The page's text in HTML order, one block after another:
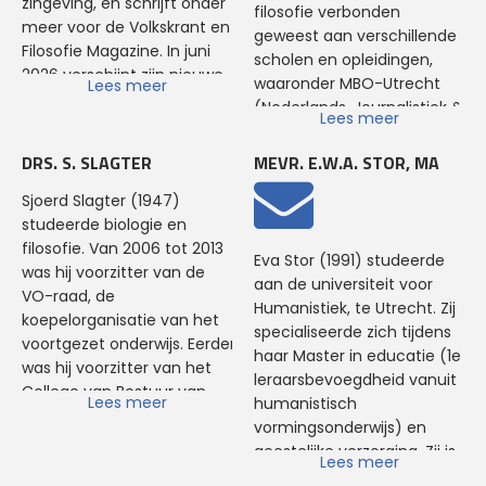
docent-assistent.
meer voor de Volkskrant en
Filosofie Magazine. In juni
2026 verschijnt zijn nieuwe
boek Ook maar een mens.
Beroepspraktijk van De
Haagse Hogeschool.
Daarnaast gaf hij les aan
onder meer The School of
Life en de Erasmus
Universiteit Rotterdam.
Samen met Stine Jensen
toerde hij in 2018 en 2019
door het land met de
theatervoorstelling Het
Lees meer
filosofie verbonden
geweest aan verschillende
scholen en opleidingen,
waaronder MBO-Utrecht
(Nederlands, Journalistiek &
Media), Hogeschool
Utrecht (HBO Recht) en
het Instituut voor Filosofie.
Hij is parttime werkzaam als
tekstschrijver en
eindredacteur en schrijft
met enige regelmaat
opiniërende artikelen in de
Volkskrant, NRC en Trouw.
Hij is auteur van de
veelgebruikte
filosofiemethode
Filosoferen
. Martin Slagter is
de oprichter en alg.
directeur van de HTF en is
Lees meer
DRS. S. SLAGTER
Sjoerd Slagter (1947)
studeerde biologie en
filosofie. Van 2006 tot 2013
was hij voorzitter van de
VO-raad, de
koepelorganisatie van het
voortgezet onderwijs. Eerder
was hij voorzitter van het
College van Bestuur van
Stichting Scholengroep
Lees meer
MEVR. E.W.A. STOR, MA
Eva Stor (1991) studeerde
aan de universiteit voor
Humanistiek, te Utrecht. Zij
specialiseerde zich tijdens
haar Master in educatie (1e
leraarsbevoegdheid vanuit
humanistisch
vormingsonderwijs) en
geestelijke verzorging. Zij is
werkzaam geweest als
Lees meer